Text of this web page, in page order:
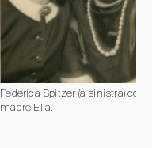
Federica Spitzer (a sinistra) con
madre Ella.